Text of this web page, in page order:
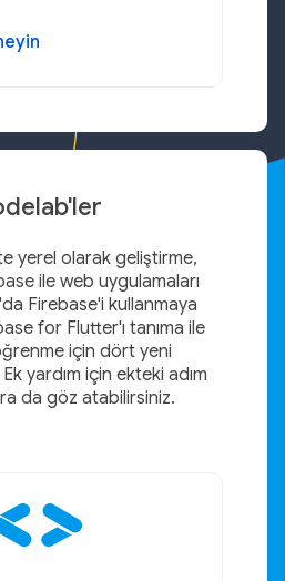
yerel olarak geliştirme,
ile web uygulamaları
Firebase'i kullanmaya
for Flutter'ı tanıma ile
için dört yeni
yardım için ekteki adım
da göz atabilirsiniz.